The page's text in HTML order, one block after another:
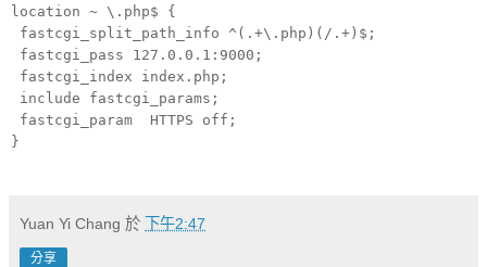
location ~ \.php$ {
fastcgi_split_path_info ^(.+\.php)(/.+)$;
fastcgi_pass 127.0.0.1:9000;
fastcgi_index index.php;
include fastcgi_params;
fastcgi_param HTTPS off;
}
Yuan Yi Chang 於 下午2:47
分享